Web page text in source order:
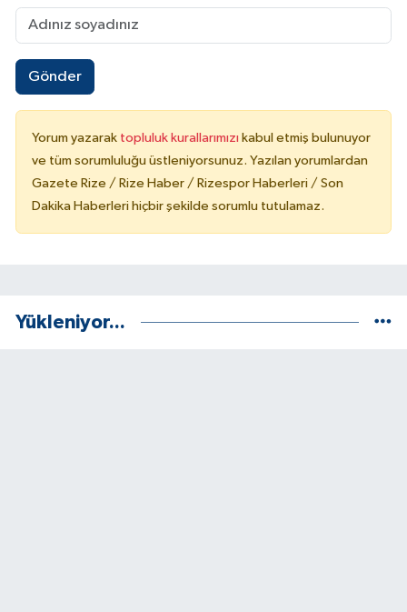
Gönder
Yorum yazarak topluluk kurallarımızı kabul etmiş bulunuyor
ve tüm sorumluluğu üstleniyorsunuz. Yazılan yorumlardan
Gazete Rize / Rize Haber / Rizespor Haberleri / Son
Dakika Haberleri hiçbir şekilde sorumlu tutulamaz.
Yükleniyor...